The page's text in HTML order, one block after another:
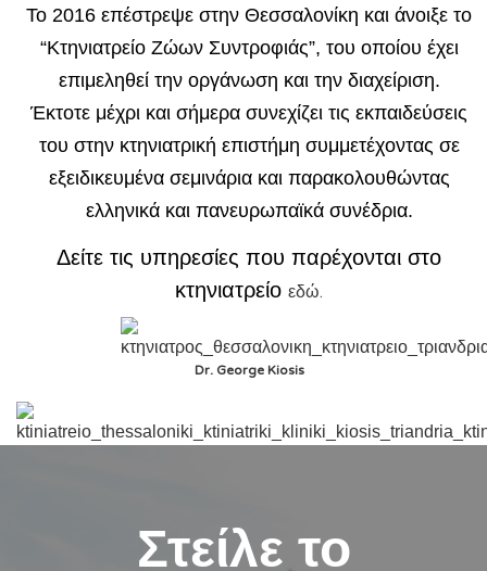
Το 2016 επέστρεψε στην Θεσσαλονίκη και άνοιξε το
“Κτηνιατρείο Ζώων Συντροφιάς”, του οποίου έχει
επιμεληθεί την οργάνωση και την διαχείριση.
Έκτοτε μέχρι και σήμερα συνεχίζει τις εκπαιδεύσεις
του στην κτηνιατρική επιστήμη συμμετέχοντας σε
εξειδικευμένα σεμινάρια και παρακολουθώντας
ελληνικά και πανευρωπαϊκά συνέδρια.
Δείτε τις υπηρεσίες που παρέχονται στο
κτηνιατρείο εδώ.
Dr. George Kiosis
Στείλε το